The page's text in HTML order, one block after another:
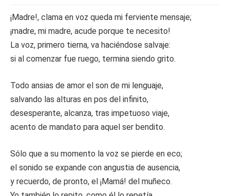
¡Madre!, clama en voz queda mi ferviente mensaje;
¡madre, mi madre, acude porque te necesito!
La voz, primero tierna, va haciéndose salvaje:
si al comenzar fue ruego, termina siendo grito.
Todo ansias de amor el son de mi lenguaje,
salvando las alturas en pos del infinito,
desesperante, alcanza, tras impetuoso viaje,
acento de mandato para aquel ser bendito.
Sólo que a su momento la voz se pierde en eco;
el sonido se expande con angustia de ausencia,
y recuerdo, de pronto, el ¡Mamá! del muñeco.